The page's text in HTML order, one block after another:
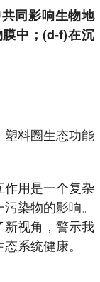
同影响生物地
中；(d-f)在沉
料圈生态功能
用是一个复杂
染物的影响。
视角，警示我
系统健康。